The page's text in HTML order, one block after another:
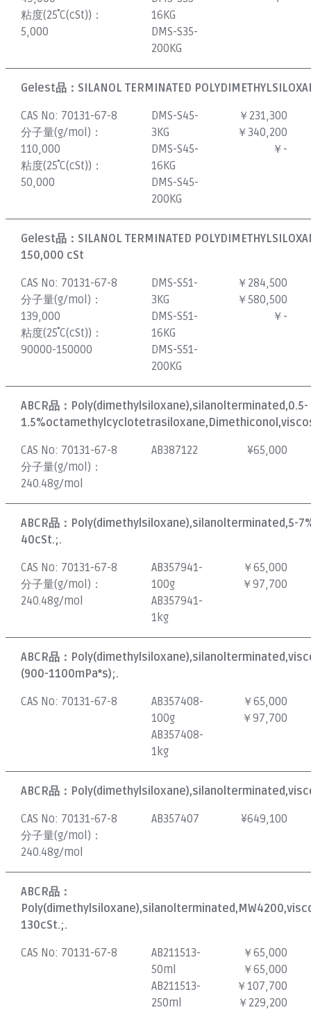
粘度(25˚C(cSt))：
5,000
16KG
DMS-S35-
200KG
Gelest品： SILANOL TERMINATED
CAS No: 70131-67-8
分子量(g/mol)：
110,000
粘度(25˚C(cSt))：
50,000
DMS-S45-
3KG
DMS-S45-
16KG
DMS-S45-
200KG
￥231,300
￥340,200
￥-
Gelest品： SILANOL TERMINATED
150,000 cSt
CAS No: 70131-67-8
分子量(g/mol)：
139,000
粘度(25˚C(cSt))：
90000-150000
DMS-S51-
3KG
DMS-S51-
16KG
DMS-S51-
200KG
￥284,500
￥580,500
￥-
ABCR品： Poly(dimethylsiloxane),silanolterminated,0.5-
CAS No: 70131-67-8
分子量(g/mol)：
240.48g/mol
AB387122 ¥65,000
ABCR品： Poly(dimethylsiloxane),silanolterminated,5-
40cSt.;.
CAS No: 70131-67-8
分子量(g/mol)：
240.48g/mol
AB357941-
100g
AB357941-
1kg
￥65,000
￥97,700
ABCR品：
(900-1100mPa*s);.
CAS No: 70131-67-8
AB357408-
100g
AB357408-
1kg
￥65,000
￥97,700
ABCR品：
CAS No: 70131-67-8
分子量(g/mol)：
240.48g/mol
AB357407 ¥649,100
ABCR品：
130cSt.;.
CAS No: 70131-67-8
AB211513-
50ml
AB211513-
250ml
￥65,000
￥65,000
￥107,700
￥229,200